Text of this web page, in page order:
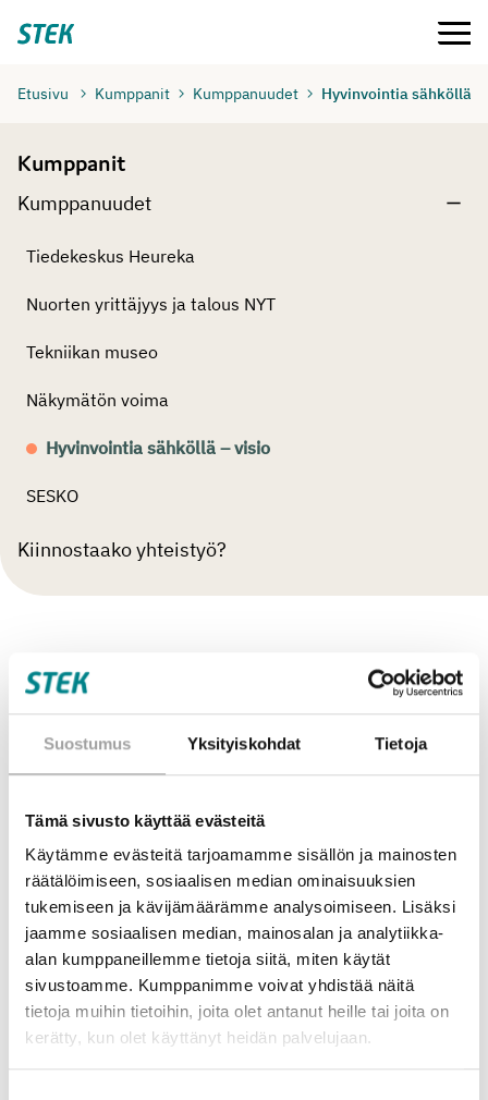
Suostumus Yksityiskohdat Tietoja
Tämä sivusto käyttää evästeitä
Käytämme evästeitä tarjoamamme sisällön ja mainosten
räätälöimiseen, sosiaalisen median ominaisuuksien
tukemiseen ja kävijämäärämme analysoimiseen. Lisäksi
jaamme sosiaalisen median, mainosalan ja analytiikka-
alan kumppaneillemme tietoja siitä, miten käytät
sivustoamme. Kumppanimme voivat yhdistää näitä
tietoja muihin tietoihin, joita olet antanut heille tai joita on
kerätty, kun olet käyttänyt heidän palvelujaan.
suoraan
Stek Valikko
Etusivu Kumppanit Kumppanuudet Hyvinvointia sähköllä –
Hyvinvointia sähköllä – visio
Hyvinvointia sähköllä – visio 2040 on sähköalan järjestöjen ja
yritysten yhteinen näkemys sähköistyksen merkityksestä
hiilettömälle yhteiskunnalle. Sähkö on energiamurroksen
keskiössä, kun luovutaan fossiilisten polttoaineiden käytöstä ja
puhtaasti tuotetulle sähkölle perustuvaksi.
Kumppanit
Kumppanuudet
Tiedekeskus Heureka
Nuorten yrittäjyys ja talous NYT
Tekniikan museo
Näkymätön voima
Hyvinvointia sähköllä – visio
SESKO
Kiinnostaako yhteistyö?